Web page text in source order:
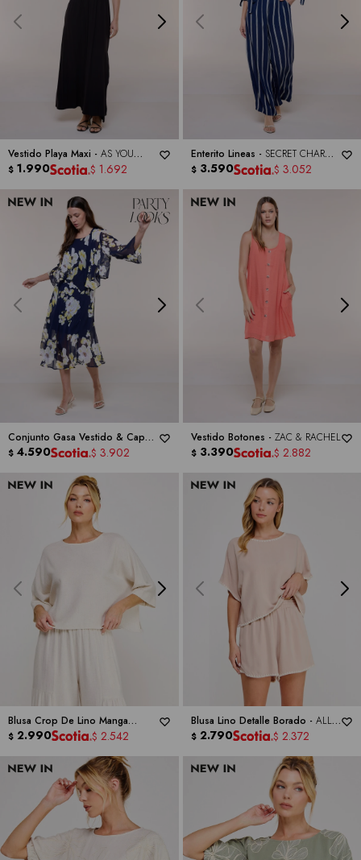
Vestido Playa Maxi - AS YOU
WISH
$ 1.990 $ 1.692
Enterito Lineas - SECRET CHARM
BY LUXOLOGY
$ 3.590 $ 3.052
Conjunto Gasa Vestido & Capa -
SIGNATURE
$ 4.590 $ 3.902
Vestido Botones - ZAC & RACHEL
$ 3.390 $ 2.882
Blusa Crop De Lino Manga
Kimono -ALLIE ROSE
$ 2.990 $ 2.542
Blusa Lino Detalle Borado - ALLIE
ROSE
$ 2.790 $ 2.372